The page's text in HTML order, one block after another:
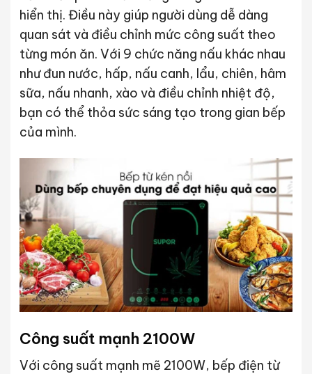
hiển thị. Điều này giúp người dùng dễ dàng
quan sát và điều chỉnh mức công suất theo
từng món ăn. Với 9 chức năng nấu khác nhau
như đun nước, hấp, nấu canh, lẩu, chiên, hâm
sữa, nấu nhanh, xào và điều chỉnh nhiệt độ,
bạn có thể thỏa sức sáng tạo trong gian bếp
của mình.
Công suất mạnh 2100W
Với công suất mạnh mẽ 2100W, bếp điện từ